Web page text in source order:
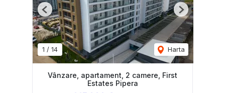
1 / 14 Harta
Previous Next
Vânzare, apartament, 2 camere, First
Estates Pipera